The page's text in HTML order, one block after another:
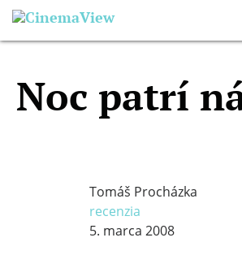
Noc patrí
Tomáš Procházka
recenzia
5. marca 2008